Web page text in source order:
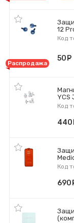
12
Код
Распродажа
50
YCS
Код
440
Код
690